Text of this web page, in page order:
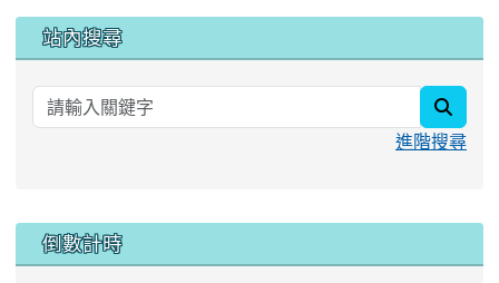
站內搜尋
進階搜尋
::: 倒數計時